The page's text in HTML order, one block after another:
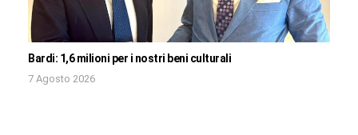
Bardi: 1,6 milioni per i nostri beni culturali
7 Agosto 2026